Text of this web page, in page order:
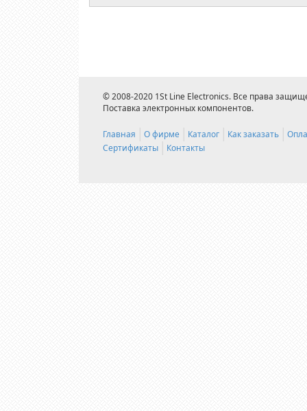
© 2008-2020 1St Line Electronics. Все права
Поставка электронных компонентов.
Главная О фирме Каталог Как заказать
Сертификаты
Контакты